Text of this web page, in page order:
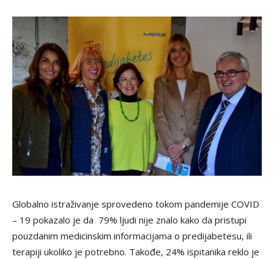
Globalno istraživanje sprovedeno tokom pandemije COVID
– 19 pokazalo je da 79% ljudi nije znalo kako da pristupi
pouzdanim medicinskim informacijama o predijabetesu, ili
terapiji ukoliko je potrebno. Takođe, 24% ispitanika reklo je